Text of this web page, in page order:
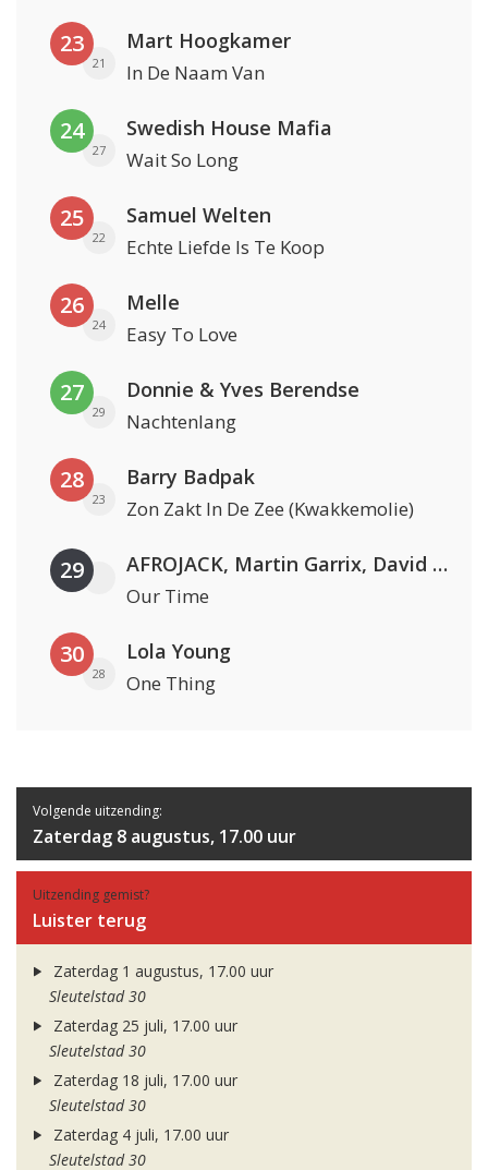
23
21
Mart Hoogkamer
In De Naam Van
24
27
Swedish House Mafia
Wait So Long
25
22
Samuel Welten
Echte Liefde Is Te Koop
26
24
Melle
Easy To Love
27
29
Donnie & Yves Berendse
Nachtenlang
28
23
Barry Badpak
Zon Zakt In De Zee (Kwakkemolie)
29 AFROJACK, Martin Garrix, David Guetta & Amél
Our Time
30
28
Lola Young
One Thing
Volgende uitzending:
Zaterdag 8 augustus, 17.00 uur
Uitzending gemist?
Luister terug
Zaterdag 1 augustus, 17.00 uur
Sleutelstad 30
Zaterdag 25 juli, 17.00 uur
Sleutelstad 30
Zaterdag 18 juli, 17.00 uur
Sleutelstad 30
Zaterdag 4 juli, 17.00 uur
Sleutelstad 30